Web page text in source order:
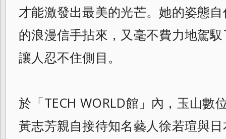
才能激發出最美的光芒。她的姿態
的浪漫信手拈來，又毫不費力地駕
讓人忍不住側目。
於「TECH WORLD館」內，玉山數
黃志芳親自接待知名藝人徐若瑄與